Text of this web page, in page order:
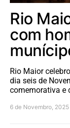
Rio
com
Rio Maior
dia seis de
comemorativa e
6 de Novembro, 2025